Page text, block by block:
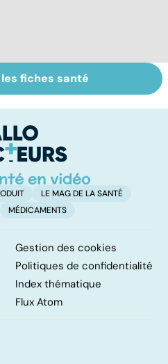
Accident
vasculaire
également
touché
fiches santé
LE MAG DE LA SANTÉ
MÉDICAMENTS
Gestion des cookies
Politiques de confidentialité
Index thématique
Flux Atom